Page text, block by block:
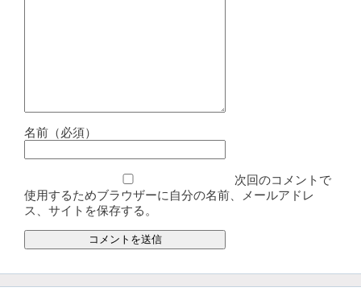
名前（必須）
次回のコメントで
使用するためブラウザーに自分の名前、メールアドレ
ス、サイトを保存する。